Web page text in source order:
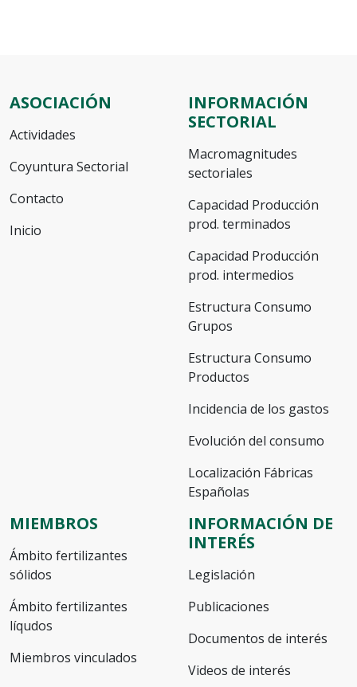
ASOCIACIÓN
Actividades
Coyuntura Sectorial
Contacto
Inicio
INFORMACIÓN
SECTORIAL
Macromagnitudes
sectoriales
Capacidad Producción
prod. terminados
Capacidad Producción
prod. intermedios
Estructura Consumo
Grupos
Estructura Consumo
Productos
Incidencia de los gastos
Evolución del consumo
Localización Fábricas
Españolas
MIEMBROS
Ámbito fertilizantes
sólidos
Ámbito fertilizantes
líqudos
Miembros vinculados
INFORMACIÓN DE
INTERÉS
Legislación
Publicaciones
Documentos de interés
Videos de interés